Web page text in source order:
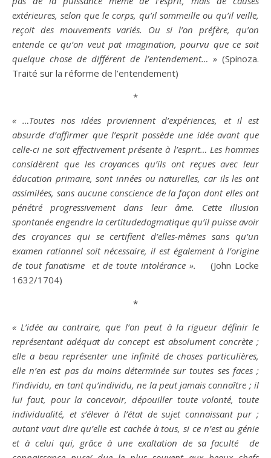
extérieures, selon que le corps, qu’il sommeille ou qu’il veille,
reçoit des mouvements variés. Ou si l’on préfère, qu’on
entende ce qu’on veut pat imagination, pourvu que ce soit
quelque chose de différent de l’entendement… » (Spinoza.
Traité sur la réforme de l’entendement)
*
« …Toutes nos idées proviennent d’expériences, et il est
absurde d’affirmer que l’esprit possède une idéeavant que
celle-ci ne soit effectivement présente à l’esprit… Les hommes
considèrent que les croyances qu’ils ont reçues avec leur
éducation primaire, sont innées ou naturelles, car ils les ont
assimilées, sans aucune consciencede la façon dont elles ont
pénétré progressivement dans leur âme. Cette illusion
spontanée engendre la certitudedogmatique qu’il puisse avoir
des croyances qui se certifient d’elles-mêmes sans qu’un
examen rationnel soit nécessaire, il est également à l’origine
de tout fanatisme et de toute intolérance».
(John Locke
1632/1704)
*
« L’idée au contraire, que l’on peut à la rigueur définir le
représentant adéquat du concept est absolument concrète ;
elle a beau représenter une infinité de choses particulières,
elle n’en est pas du moins déterminée sur toutes ses faces ;
l’individu, en tant qu’individu, ne la peut jamais connaître ; il
lui faut, pour la concevoir, dépouiller toutevolonté, toute
individualité, et s’élever à l’état de sujet connaissant pur ;
autant vaut direqu’elle est cachée à tous, si ce n’est au génie
et à celui qui, grâce à une exaltation de sa faculté de